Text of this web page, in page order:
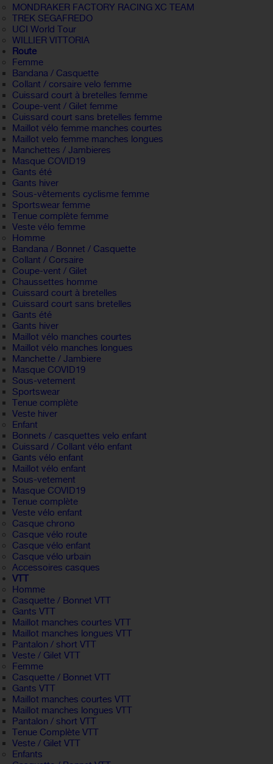
MONDRAKER FACTORY RACING XC TEAM
TREK SEGAFREDO
UCI World Tour
WILLIER VITTORIA
Route
Femme
Bandana / Casquette
Collant / corsaire velo femme
Cuissard court à bretelles femme
Coupe-vent / Gilet femme
Cuissard court sans bretelles femme
Maillot vélo femme manches courtes
Maillot velo femme manches longues
Manchettes / Jambieres
Masque COVID19
Gants été
Gants hiver
Sous-vêtements cyclisme femme
Sportswear femme
Tenue complète femme
Veste vélo femme
Homme
Bandana / Bonnet / Casquette
Collant / Corsaire
Coupe-vent / Gilet
Chaussettes homme
Cuissard court à bretelles
Cuissard court sans bretelles
Gants été
Gants hiver
Maillot vélo manches courtes
Maillot vélo manches longues
Manchette / Jambiere
Masque COVID19
Sous-vetement
Sportswear
Tenue complète
Veste hiver
Enfant
Bonnets / casquettes velo enfant
Cuissard / Collant vélo enfant
Gants vélo enfant
Maillot vélo enfant
Sous-vetement
Masque COVID19
Tenue complète
Veste vélo enfant
Casque chrono
Casque vélo route
Casque vélo enfant
Casque vélo urbain
Accessoires casques
VTT
Homme
Casquette / Bonnet VTT
Gants VTT
Maillot manches courtes VTT
Maillot manches longues VTT
Pantalon / short VTT
Veste / Gilet VTT
Femme
Casquette / Bonnet VTT
Gants VTT
Maillot manches courtes VTT
Maillot manches longues VTT
Pantalon / short VTT
Tenue Complète VTT
Veste / Gilet VTT
Enfants